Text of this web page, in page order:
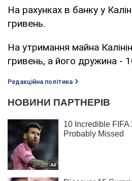
На рахунках в банку у
гривень.
На утримання майна
гривень, а його дружина -
Редакційна політика